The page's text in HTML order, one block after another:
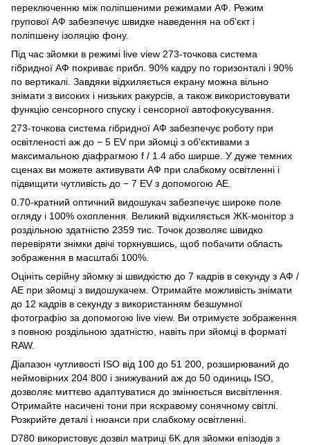
переключенню між поліпшеними режимами АФ. Режим
групової АФ забезпечує швидке наведення на об'єкт і
поліпшену ізоляцію фону.
Під час зйомки в режимі live view 273-точкова система
гібридної АФ покриває прибл. 90% кадру по горизонталі і 90%
по вертикалі. Завдяки відхиляється екрану можна вільно
знімати з високих і низьких ракурсів, а також використовувати
функцію сенсорного спуску і сенсорної автофокусування.
273-точкова система гібридної АФ забезпечує роботу при
освітленості аж до − 5 EV при зйомці з об'єктивами з
максимальною діафрагмою f / 1.4 або ширше. У дуже темних
сценах ви можете активувати АФ при слабкому освітленні і
підвищити чутливість до − 7 EV з допомогою АЕ.
0.70-кратний оптичний видошукач забезпечує широке поле
огляду і 100% охоплення. Великий відхиляється ЖК-монітор з
роздільною здатністю 2359 тис. Точок дозволяє швидко
перевіряти знімки двічі торкнувшись, щоб побачити область
зображення в масштабі 100%.
Оцініть серійну зйомку зі швидкістю до 7 кадрів в секунду з АФ /
АЕ при зйомці з видошукачем. Отримайте можливість знімати
до 12 кадрів в секунду з використанням безшумної
фотографію за допомогою live view. Ви отримуєте зображення
з повною роздільною здатністю, навіть при зйомці в форматі
RAW.
Діапазон чутливості ISO від 100 до 51 200, розширюваний до
неймовірних 204 800 і знижуваний аж до 50 одиниць ISO,
дозволяє миттєво адаптуватися до змінюється висвітлення.
Отримайте насичені тони при яскравому сонячному світлі.
Розкрийте деталі і нюанси при слабкому освітленні.
D780 використовує дозвіл матриці 6K для зйомки епізодів з